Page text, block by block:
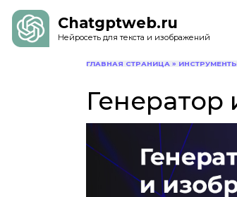
Chatgptweb.ru
Нейросеть для текста и изображений
ГЛАВНАЯ СТРАНИЦА »